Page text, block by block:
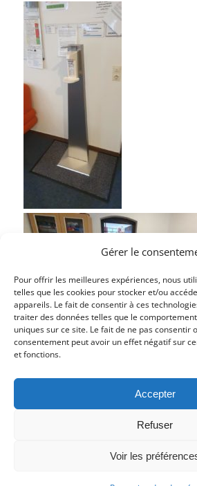
Gérer le
Pour offrir les meilleures expériences, nous
telles que les cookies pour stocker et/ou
appareils. Le fait de consentir à ces
traiter des données telles que le
uniques sur ce site. Le fait de ne pas consentir
consentement peut avoir un effet négatif sur
et fonctions.
Accepter
Refuser
Voir les
Einverständniserklärung
© Copyright 2017 - Deutsch Französischer